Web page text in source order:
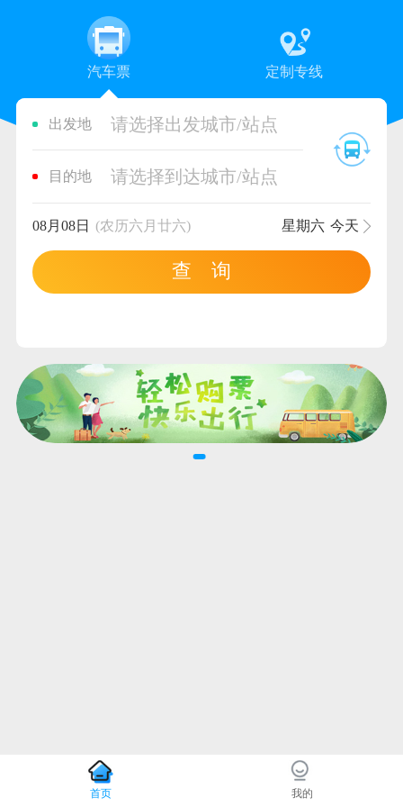
汽车票 定制专线
出发地 请选择出发城市/站点
目的地 请选择到达城市/站点
08月08日 (农历六月廿六) 星期六 今天
查 询
首页 我的